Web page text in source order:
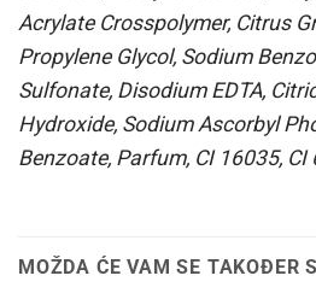
Acrylate Crosspolymer, Citrus
Propylene Glycol, Sodium
Sulfonate, Disodium EDTA,
Hydroxide, Sodium Ascorbyl
Benzoate, Parfum, CI 16035,
MOŽDA ĆE VAM SE TAKOĐER